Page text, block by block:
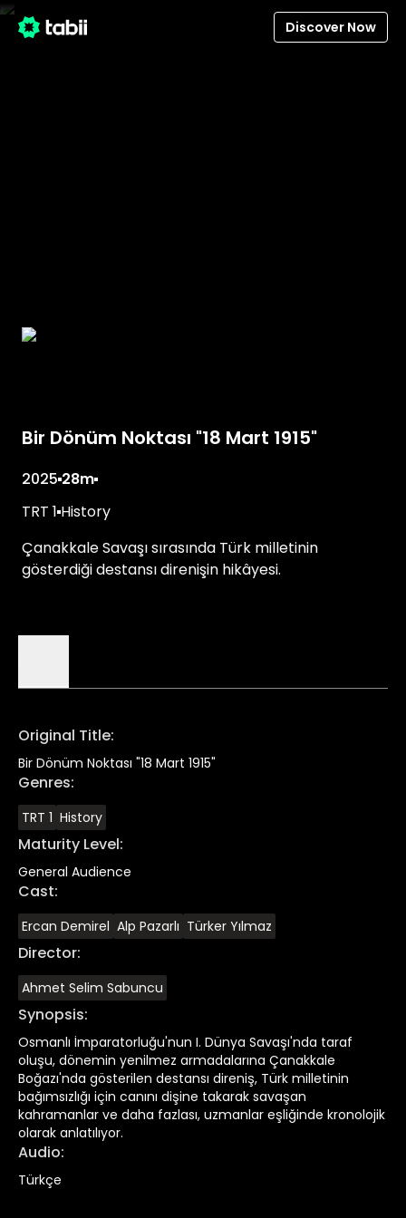
Discover Now
Bir Dönüm Noktası "18 Mart 1915"
2025 28m
TRT 1 History
Çanakkale Savaşı sırasında Türk milletinin
gösterdiği destansı direnişin hikâyesi.
Original Title:
Bir Dönüm Noktası "18 Mart 1915"
Genres:
TRT 1 History
Maturity Level:
General Audience
Cast:
Ercan Demirel Alp Pazarlı Türker Yılmaz
Director:
Ahmet Selim Sabuncu
Synopsis:
Osmanlı İmparatorluğu'nun I. Dünya Savaşı'nda taraf
oluşu, dönemin yenilmez armadalarına Çanakkale
Boğazı'nda gösterilen destansı direniş, Türk milletinin
bağımsızlığı için canını dişine takarak savaşan
kahramanlar ve daha fazlası, uzmanlar eşliğinde kronolojik
olarak anlatılıyor.
Audio:
Türkçe